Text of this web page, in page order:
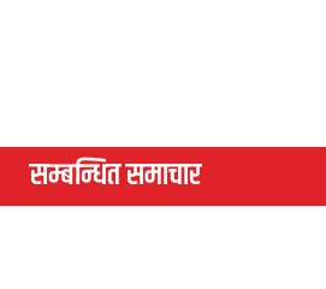
सम्बन्धित समाचार